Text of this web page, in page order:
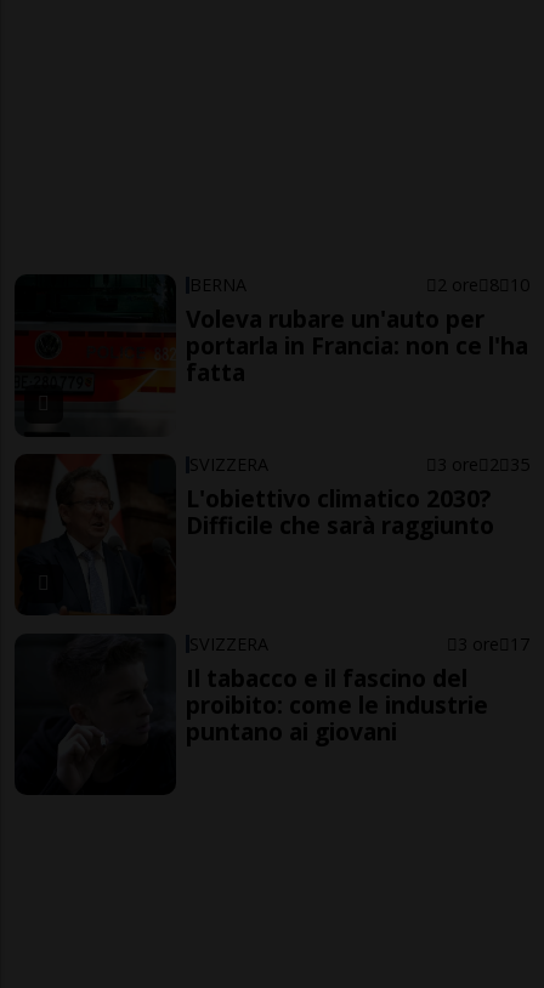
BERNA 2 ore 8 10
Voleva rubare un'auto per
portarla in Francia: non ce l'ha
fatta
SVIZZERA 3 ore 2 35
L'obiettivo climatico 2030?
Difficile che sarà raggiunto
SVIZZERA 3 ore 17
Il tabacco e il fascino del
proibito: come le industrie
puntano ai giovani